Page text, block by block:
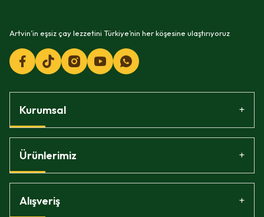
Artvin’in eşsiz çay lezzetini Türkiye’nin her köşesine ulaştırıyoruz
Kurumsal
Ürünlerimiz
Alışveriş